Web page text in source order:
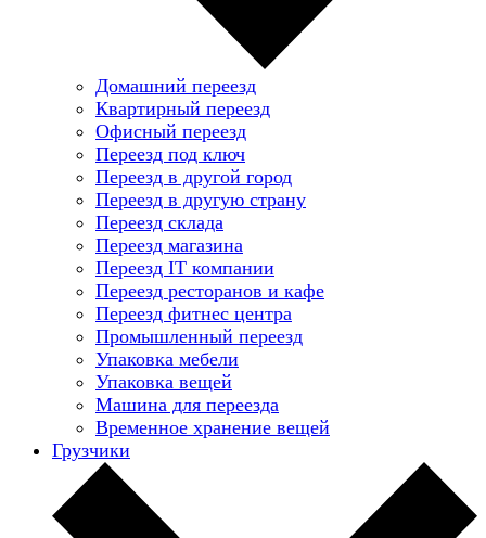
Домашний переезд
Квартирный переезд
Офисный переезд
Переезд под ключ
Переезд в другой город
Переезд в другую страну
Переезд склада
Переезд магазина
Переезд IT компании
Переезд ресторанов и кафе
Переезд фитнес центра
Промышленный переезд
Упаковка мебели
Упаковка вещей
Машина для переезда
Временное хранение вещей
Грузчики